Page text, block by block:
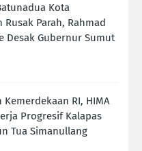
Kota
Parah, Rahmad
Desak Gubernur Sumut
RI, HIMA
Progresif Kalapas
Tua Simanullang